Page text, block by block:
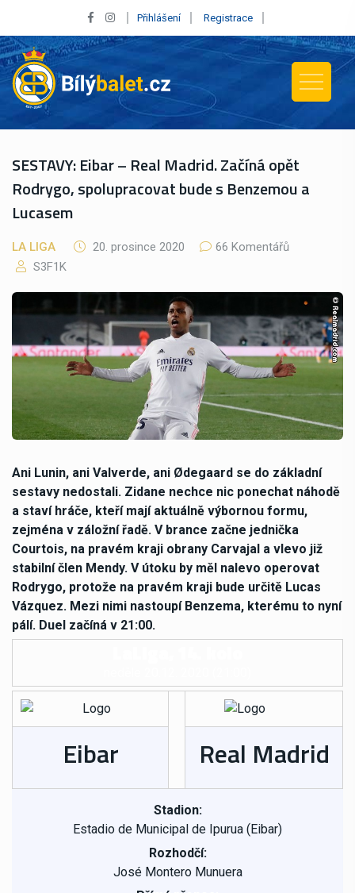
Přihlášení Registrace
SESTAVY: Eibar – Real Madrid. Začíná opět
Rodrygo, spolupracovat bude s Benzemou a
Lucasem
LA LIGA 20. prosince 2020
66 Komentářů
S3F1K
Ani Lunin, ani Valverde, ani Ødegaard se do základní
sestavy nedostali. Zidane nechce nic ponechat náhodě
a staví hráče, kteří mají aktuálně výbornou formu,
zejména v záložní řadě. V brance začne jednička
Courtois, na pravém kraji obrany Carvajal a vlevo již
stabilní člen Mendy. V útoku by měl nalevo operovat
Rodrygo, protože na pravém kraji bude určitě Lucas
Vázquez. Mezi nimi nastoupí Benzema, kterému to nyní
pálí. Duel začíná v 21:00.
Eibar Real Madrid
Stadion:
Estadio de Municipal de Ipurua (Eibar)
Rozhodčí:
José Montero Munuera